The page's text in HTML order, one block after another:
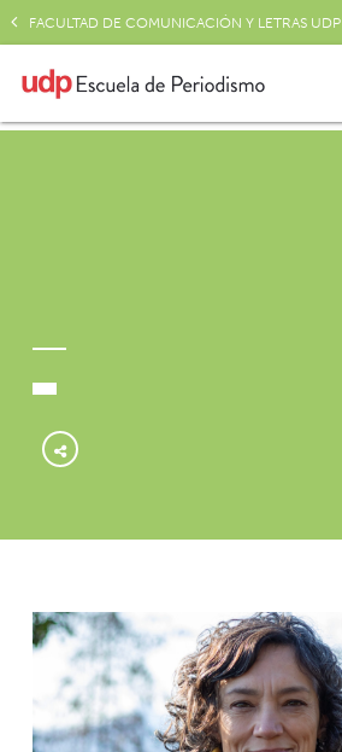
FACULTAD DE COMUNICACIÓN Y LETRAS UDP